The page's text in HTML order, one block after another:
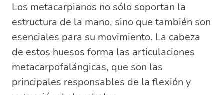
Los metacarpianos no sólo soportan la
estructura de la mano, sino que también son
esenciales para su movimiento. La cabeza
de estos huesos forma las articulaciones
metacarpofalángicas, que son las
principales responsables de la flexión y